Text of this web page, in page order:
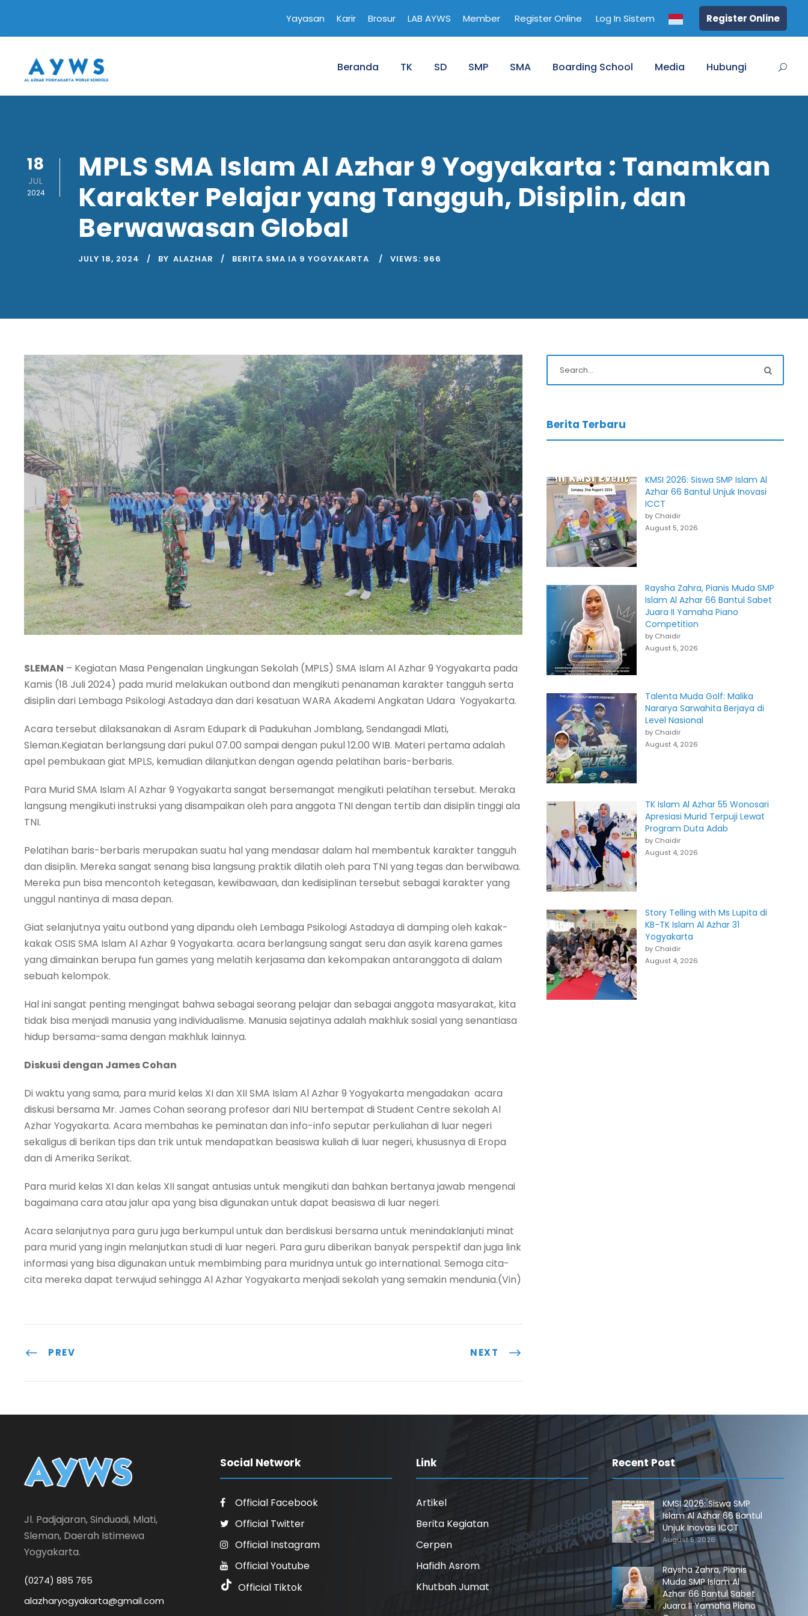
Yayasan Karir Brosur LAB AYWS Member Register Online Log In Sistem Register Online
Beranda TK SD SMP SMA Boarding School Media Hubungi
18
JUL
2024
MPLS SMA Islam Al Azhar 9 Yogyakarta : Tanamkan
Karakter Pelajar yang Tangguh, Disiplin, dan
Berwawasan Global
JULY 18, 2024 BY ALAZHAR BERITA SMA IA 9 YOGYAKARTA VIEWS: 966
SLEMAN – Kegiatan Masa Pengenalan Lingkungan Sekolah (MPLS) SMA Islam Al Azhar 9 Yogyakarta pada
Kamis (18 Juli 2024) pada murid melakukan outbond dan mengikuti penanaman karakter tangguh serta
disiplin dari Lembaga Psikologi Astadaya dan dari kesatuan WARA Akademi Angkatan Udara Yogyakarta.
Acara tersebut dilaksanakan di Asram Edupark di Padukuhan Jomblang, Sendangadi Mlati,
Sleman.Kegiatan berlangsung dari pukul 07.00 sampai dengan pukul 12.00 WIB. Materi pertama adalah
apel pembukaan giat MPLS, kemudian dilanjutkan dengan agenda pelatihan baris-berbaris.
Para Murid SMA Islam Al Azhar 9 Yogyakarta sangat bersemangat mengikuti pelatihan tersebut. Meraka
langsung mengikuti instruksi yang disampaikan oleh para anggota TNI dengan tertib dan disiplin tinggi ala
TNI.
Pelatihan baris-berbaris merupakan suatu hal yang mendasar dalam hal membentuk karakter tangguh
dan disiplin. Mereka sangat senang bisa langsung praktik dilatih oleh para TNI yang tegas dan berwibawa.
Mereka pun bisa mencontoh ketegasan, kewibawaan, dan kedisiplinan tersebut sebagai karakter yang
unggul nantinya di masa depan.
Giat selanjutnya yaitu outbond yang dipandu oleh Lembaga Psikologi Astadaya di damping oleh kakak-
kakak OSIS SMA Islam Al Azhar 9 Yogyakarta. acara berlangsung sangat seru dan asyik karena games
yang dimainkan berupa fun games yang melatih kerjasama dan kekompakan antaranggota di dalam
sebuah kelompok.
Hal ini sangat penting mengingat bahwa sebagai seorang pelajar dan sebagai anggota masyarakat, kita
tidak bisa menjadi manusia yang individualisme. Manusia sejatinya adalah makhluk sosial yang senantiasa
hidup bersama-sama dengan makhluk lainnya.
Diskusi dengan James Cohan
Di waktu yang sama, para murid kelas XI dan XII SMA Islam Al Azhar 9 Yogyakarta mengadakan acara
diskusi bersama Mr. James Cohan seorang profesor dari NIU bertempat di Student Centre sekolah Al
Azhar Yogyakarta. Acara membahas ke peminatan dan info-info seputar perkuliahan di luar negeri
sekaligus di berikan tips dan trik untuk mendapatkan beasiswa kuliah di luar negeri, khususnya di Eropa
dan di Amerika Serikat.
Para murid kelas XI dan kelas XII sangat antusias untuk mengikuti dan bahkan bertanya jawab mengenai
bagaimana cara atau jalur apa yang bisa digunakan untuk dapat beasiswa di luar negeri.
Acara selanjutnya para guru juga berkumpul untuk dan berdiskusi bersama untuk menindaklanjuti minat
para murid yang ingin melanjutkan studi di luar negeri. Para guru diberikan banyak perspektif dan juga link
informasi yang bisa digunakan untuk membimbing para muridnya untuk go international. Semoga cita-
cita mereka dapat terwujud sehingga Al Azhar Yogyakarta menjadi sekolah yang semakin mendunia.(Vin)
PREV NEXT
Berita Terbaru
KMSI 2026: Siswa SMP Islam Al
Azhar 66 Bantul Unjuk Inovasi
ICCT
by Chaidir
August 5, 2026
Raysha Zahra, Pianis Muda SMP
Islam Al Azhar 66 Bantul Sabet
Juara II Yamaha Piano
Competition
by Chaidir
August 5, 2026
Talenta Muda Golf: Malika
Nararya Sarwahita Berjaya di
Level Nasional
by Chaidir
August 4, 2026
TK Islam Al Azhar 55 Wonosari
Apresiasi Murid Terpuji Lewat
Program Duta Adab
by Chaidir
August 4, 2026
Story Telling with Ms Lupita di
KB-TK Islam Al Azhar 31
Yogyakarta
by Chaidir
August 4, 2026
Jl. Padjajaran, Sinduadi, Mlati,
Sleman, Daerah Istimewa
Yogyakarta.
(0274) 885 765
alazharyogyakarta@gmail.com
Social Network
Official Facebook
Official Twitter
Official Instagram
Official Youtube
Official Tiktok
Link
Artikel
Berita Kegiatan
Cerpen
Hafidh Asrom
Khutbah Jumat
Recent Post
KMSI 2026: Siswa SMP
Islam Al Azhar 66 Bantul
Unjuk Inovasi ICCT
August 5, 2026
Raysha Zahra, Pianis
Muda SMP Islam Al
Azhar 66 Bantul Sabet
Juara II Yamaha Piano